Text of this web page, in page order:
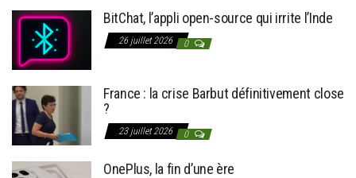
BitChat, l’appli open-source qui irrite l’Inde
26 juillet 2026 0
France : la crise Barbut définitivement close
?
23 juillet 2026 0
OnePlus, la fin d’une ère